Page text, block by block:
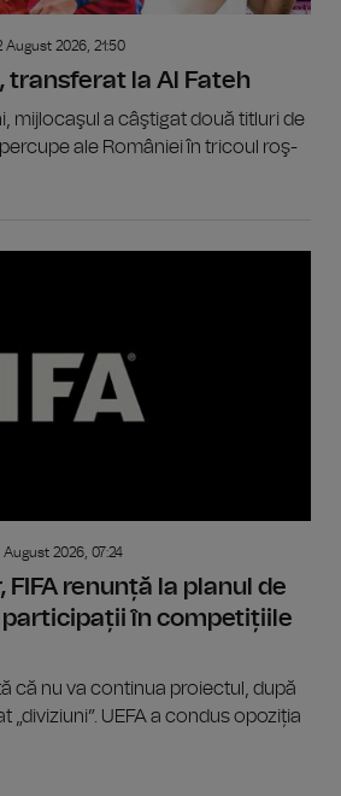
August 2026, 21:50
transferat la Al Fateh
mijlocaşul a câştigat două titluri de
ale României în tricoul roş-
August 2026, 07:24
FIFA renunță la planul de
participații în competițiile
că nu va continua proiectul, după
UEFA a condus opoziția